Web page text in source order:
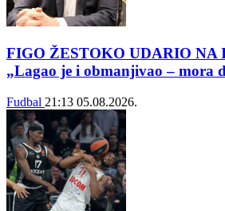
FIGO ŽESTOKO UDARIO NA
„Lagao je i obmanjivao – mora
Fudbal 21:13 05.08.2026.